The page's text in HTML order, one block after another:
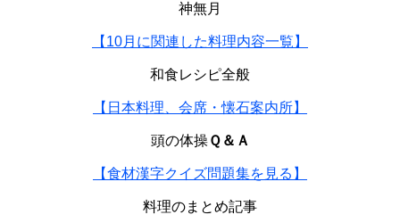
神無月
【10月に関連した料理内容一覧】
和食レシピ全般
【日本料理、会席・懐石案内所】
頭の体操Ｑ＆Ａ
【食材漢字クイズ問題集を見る】
料理のまとめ記事